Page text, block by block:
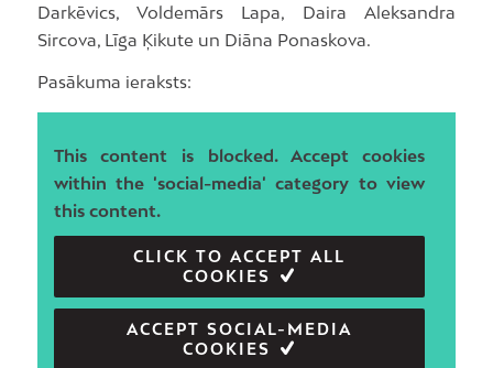
Darkēvics, Voldemārs Lapa, Daira Aleksandra
Sircova, Līga Ķikute un Diāna Ponaskova.
Pasākuma ieraksts:
This content is blocked. Accept cookies
within the 'social-media' category to view
this content.
CLICK TO ACCEPT ALL
COOKIES
ACCEPT SOCIAL-MEDIA
COOKIES